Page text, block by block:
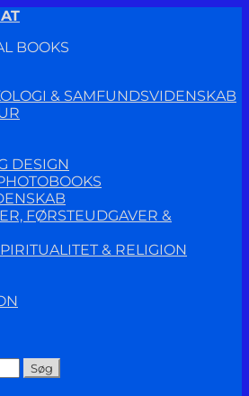
BOOKS
& SAMFUNDSVIDENSKAB
DESIGN
FØRSTEUDGAVER &
& RELIGION
Søg